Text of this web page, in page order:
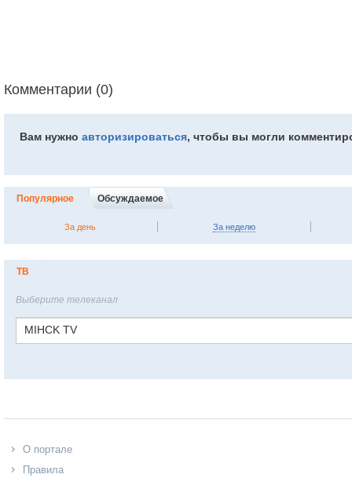
Комментарии (0)
Вам нужно авторизироваться, чтобы вы могли
Популярное Обсуждаемое
За день За неделю
ТВ
Выберите телеканал
MIHCK TV
О портале
Правила